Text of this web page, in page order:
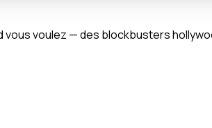
voulez — des blockbusters